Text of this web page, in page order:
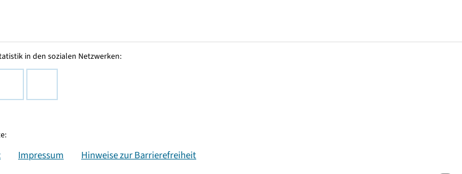
in den sozialen Netzwerken:
Impressum Hinweise zur Barrierefreiheit